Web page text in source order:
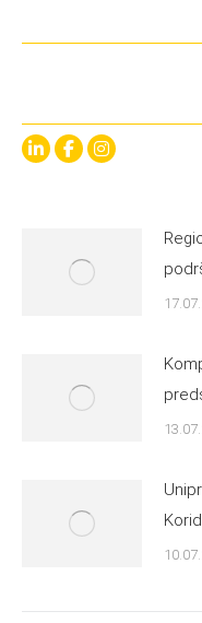
LinkedinFacebookInstagram